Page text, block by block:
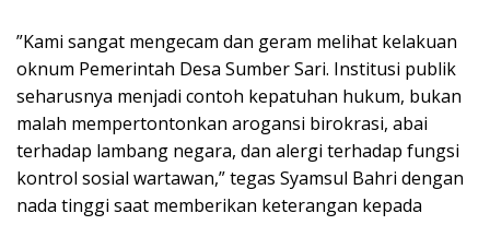
​”Kami sangat mengecam dan geram melihat kelakuan
oknum Pemerintah Desa Sumber Sari. Institusi publik
seharusnya menjadi contoh kepatuhan hukum, bukan
malah mempertontonkan arogansi birokrasi, abai
terhadap lambang negara, dan alergi terhadap fungsi
kontrol sosial wartawan,” tegas Syamsul Bahri dengan
nada tinggi saat memberikan keterangan kepada